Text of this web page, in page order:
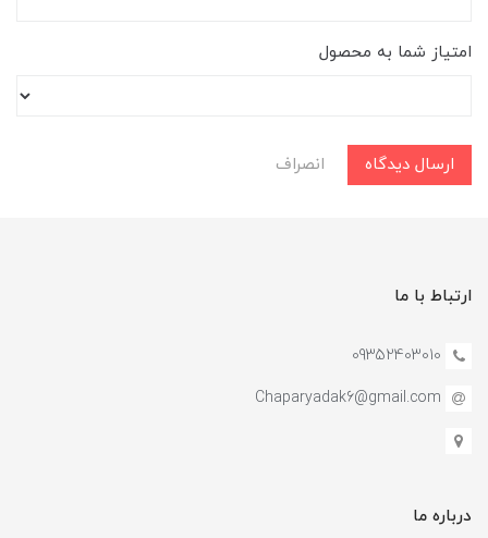
امتیاز شما به محصول
ارسال دیدگاه انصراف
ارتباط با ما
09352403010
Chaparyadak6@gmail.com
درباره ما